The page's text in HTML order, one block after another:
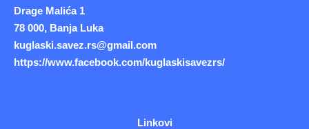
Drage Malića 1
78 000, Banja Luka
kuglaski.savez.rs@gmail.com
https://www.facebook.com/kuglaskisavezrs/
Linkovi